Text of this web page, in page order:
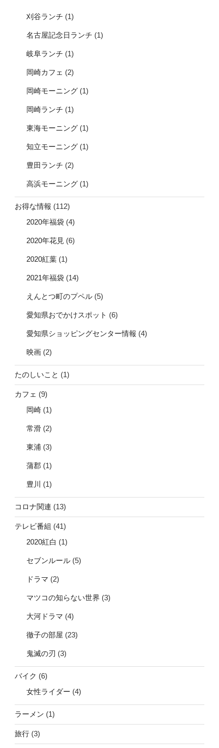
刈谷ランチ (1)
名古屋記念日ランチ (1)
岐阜ランチ (1)
岡崎カフェ (2)
岡崎モーニング (1)
岡崎ランチ (1)
東海モーニング (1)
知立モーニング (1)
豊田ランチ (2)
高浜モーニング (1)
お得な情報 (112)
2020年福袋 (4)
2020年花見 (6)
2020紅葉 (1)
2021年福袋 (14)
えんとつ町のプペル (5)
愛知県おでかけスポット (6)
愛知県ショッピングセンター情報 (4)
映画 (2)
たのしいこと (1)
カフェ (9)
岡崎 (1)
常滑 (2)
東浦 (3)
蒲郡 (1)
豊川 (1)
コロナ関連 (13)
テレビ番組 (41)
2020紅白 (1)
セブンルール (5)
ドラマ (2)
マツコの知らない世界 (3)
大河ドラマ (4)
徹子の部屋 (23)
鬼滅の刃 (3)
バイク (6)
女性ライダー (4)
ラーメン (1)
旅行 (3)